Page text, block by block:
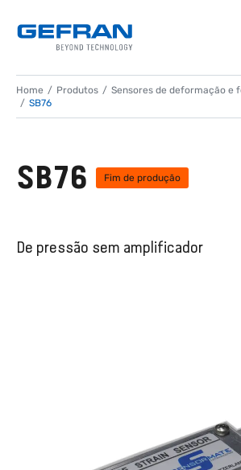
Home Produtos Sensores de deformação e
SB76
SB76 Fim de produção
De pressão sem amplificador